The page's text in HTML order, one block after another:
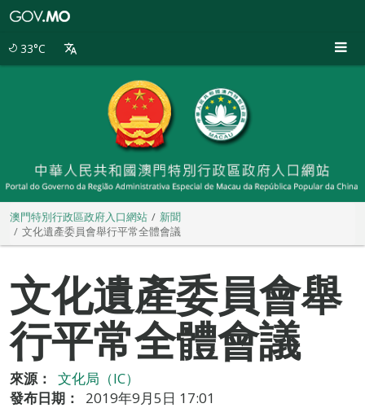
33°C
澳門特別行政區政府入口網站
新聞
文化遺產委員會舉行平常全體會議
文化遺產委員會舉
行平常全體會議
來源：
文化局（IC）
發布日期：
2019年9月5日 17:01